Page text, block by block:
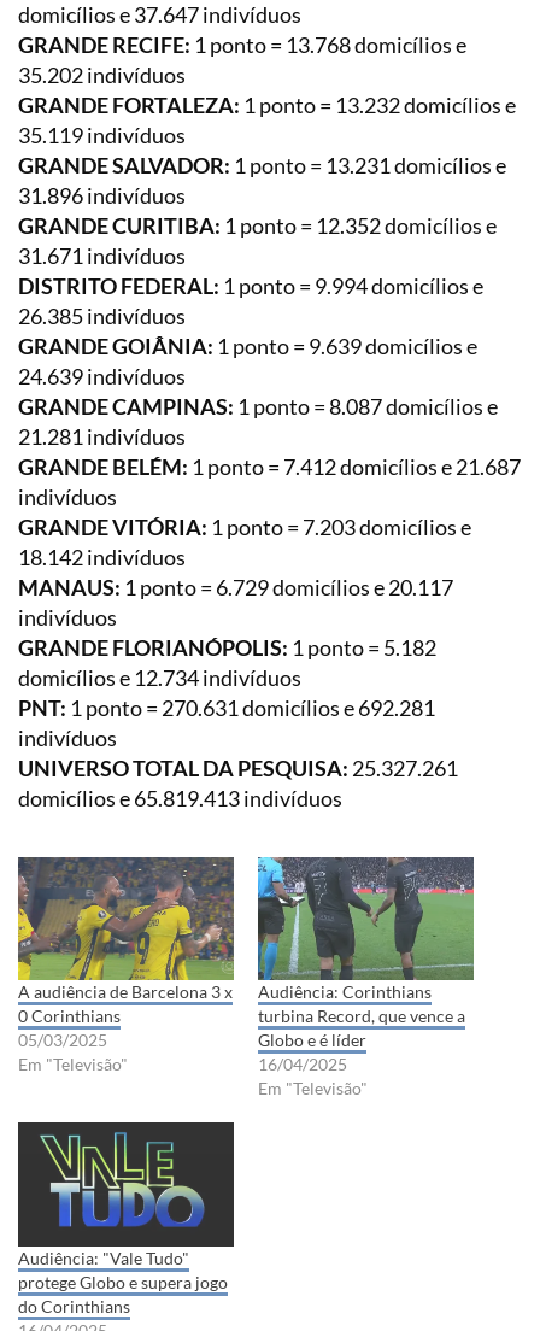
domicílios e 37.647 indivíduos
GRANDE RECIFE: 1 ponto = 13.768 domicílios e
35.202 indivíduos
GRANDE FORTALEZA: 1 ponto = 13.232 domicílios e
35.119 indivíduos
GRANDE SALVADOR: 1 ponto = 13.231 domicílios e
31.896 indivíduos
GRANDE CURITIBA: 1 ponto = 12.352 domicílios e
31.671 indivíduos
DISTRITO FEDERAL: 1 ponto = 9.994 domicílios e
26.385 indivíduos
GRANDE GOIÂNIA: 1 ponto = 9.639 domicílios e
24.639 indivíduos
GRANDE CAMPINAS: 1 ponto = 8.087 domicílios e
21.281 indivíduos
GRANDE BELÉM: 1 ponto = 7.412 domicílios e 21.687
indivíduos
GRANDE VITÓRIA: 1 ponto = 7.203 domicílios e
18.142 indivíduos
MANAUS: 1 ponto = 6.729 domicílios e 20.117
indivíduos
GRANDE FLORIANÓPOLIS: 1 ponto = 5.182
domicílios e 12.734 indivíduos
PNT: 1 ponto = 270.631 domicílios e 692.281
indivíduos
UNIVERSO TOTAL DA PESQUISA: 25.327.261
domicílios e 65.819.413 indivíduos
A audiência de Barcelona 3 x
0 Corinthians
05/03/2025
Em "Televisão"
Audiência: Corinthians
turbina Record, que vence a
Globo e é líder
16/04/2025
Em "Televisão"
Audiência: "Vale Tudo"
protege Globo e supera jogo
do Corinthians